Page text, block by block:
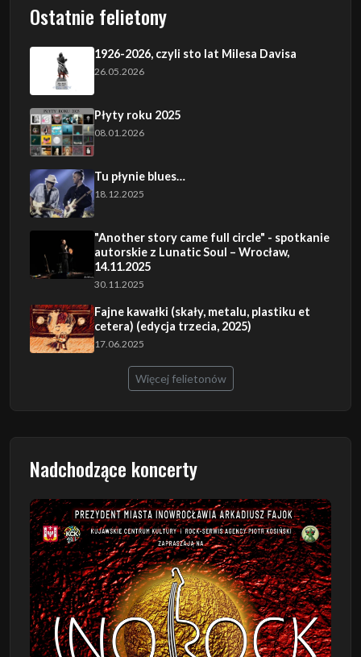
Ostatnie felietony
1926-2026, czyli sto lat Milesa Davisa
26.05.2026
Płyty roku 2025
08.01.2026
Tu płynie blues…
18.12.2025
"Another story came full circle" - spotkanie
autorskie z Lunatic Soul – Wrocław,
14.11.2025
30.11.2025
Fajne kawałki (skały, metalu, plastiku et
cetera) (edycja trzecia, 2025)
17.06.2025
Więcej felietonów
Nadchodzące koncerty